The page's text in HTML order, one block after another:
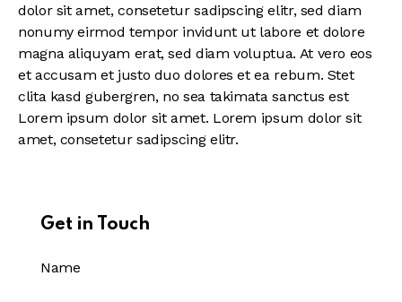
dolor sit amet, consetetur sadipscing elitr, sed diam
nonumy eirmod tempor invidunt ut labore et dolore
magna aliquyam erat, sed diam voluptua. At vero eos
et accusam et justo duo dolores et ea rebum. Stet
clita kasd gubergren, no sea takimata sanctus est
Lorem ipsum dolor sit amet. Lorem ipsum dolor sit
amet, consetetur sadipscing elitr.
Get in Touch